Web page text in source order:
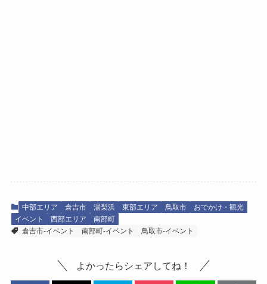
中部エリア 倉吉市 湯梨浜 東部エリア 鳥取市
おでかけ・観光
イベント
西部エリア
南部町
倉吉市-イベント
南部町-イベント 鳥取市-イベント
よかったらシェアしてね！